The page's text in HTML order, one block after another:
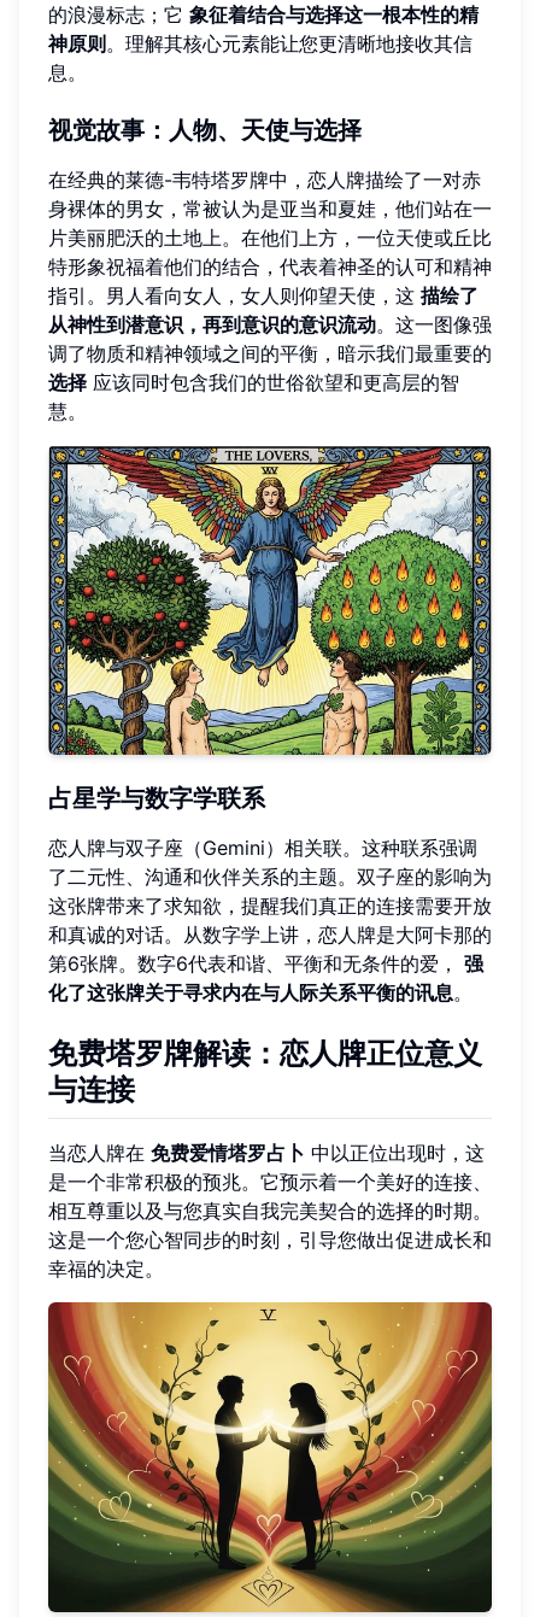
的浪漫标志；它 象征着结合与选择这一根本性的精
神原则。理解其核心元素能让您更清晰地接收其信
息。
视觉故事：人物、天使与选择
在经典的莱德-韦特塔罗牌中，恋人牌描绘了一对赤
身裸体的男女，常被认为是亚当和夏娃，他们站在一
片美丽肥沃的土地上。在他们上方，一位天使或丘比
特形象祝福着他们的结合，代表着神圣的认可和精神
指引。男人看向女人，女人则仰望天使，这 描绘了
从神性到潜意识，再到意识的意识流动。这一图像强
调了物质和精神领域之间的平衡，暗示我们最重要的
选择 应该同时包含我们的世俗欲望和更高层的智
慧。
占星学与数字学联系
恋人牌与双子座（Gemini）相关联。这种联系强调
了二元性、沟通和伙伴关系的主题。双子座的影响为
这张牌带来了求知欲，提醒我们真正的连接需要开放
和真诚的对话。从数字学上讲，恋人牌是大阿卡那的
第6张牌。数字6代表和谐、平衡和无条件的爱， 强
化了这张牌关于寻求内在与人际关系平衡的讯息。
免费塔罗牌解读：恋人牌正位意义
与连接
当恋人牌在 免费爱情塔罗占卜 中以正位出现时，这
是一个非常积极的预兆。它预示着一个美好的连接、
相互尊重以及与您真实自我完美契合的选择的时期。
这是一个您心智同步的时刻，引导您做出促进成长和
幸福的决定。